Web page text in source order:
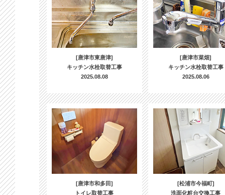
[唐津市東唐津]
キッチン水栓取替工事
2025.08.08
[唐津市菜畑]
キッチン水栓取替工事
2025.08.06
[唐津市和多田]
トイレ取替工事
[松浦市今福町]
洗面化粧台交換工事